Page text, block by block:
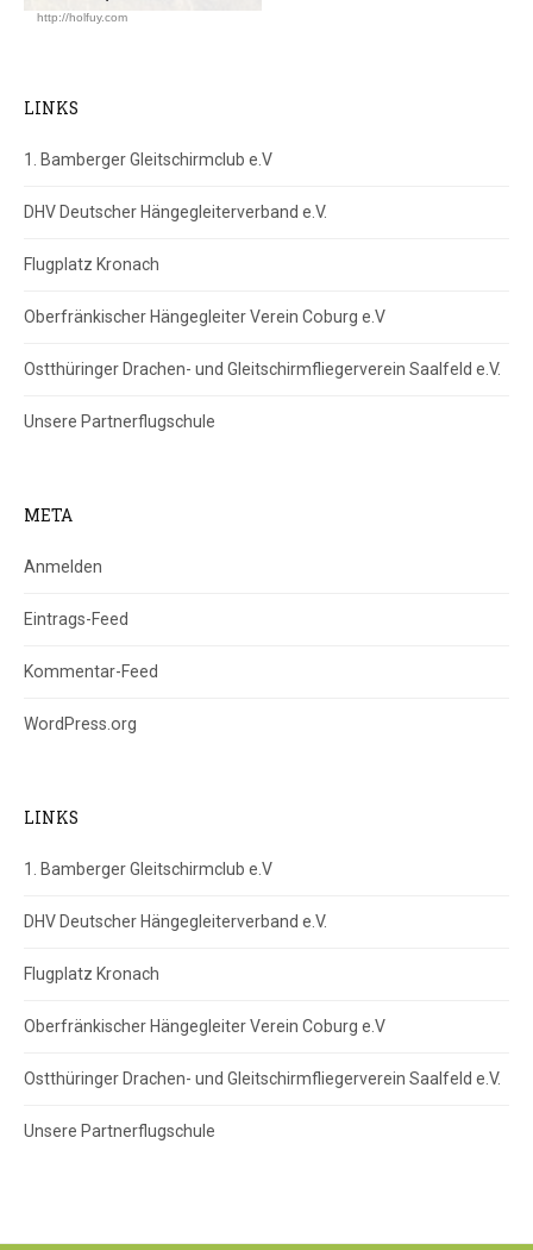
LINKS
1. Bamberger Gleitschirmclub e.V
DHV Deutscher Hängegleiterverband e.V.
Flugplatz Kronach
Oberfränkischer Hängegleiter Verein Coburg e.V
Ostthüringer Drachen- und Gleitschirmfliegerverein Saalfeld e.V.
Unsere Partnerflugschule
META
Anmelden
Eintrags-Feed
Kommentar-Feed
WordPress.org
LINKS
1. Bamberger Gleitschirmclub e.V
DHV Deutscher Hängegleiterverband e.V.
Flugplatz Kronach
Oberfränkischer Hängegleiter Verein Coburg e.V
Ostthüringer Drachen- und Gleitschirmfliegerverein Saalfeld e.V.
Unsere Partnerflugschule